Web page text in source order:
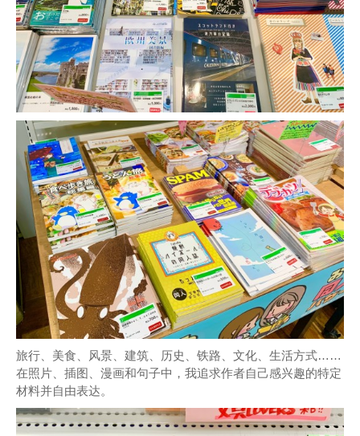
旅行、美食、风景、建筑、历史、铁路、文化、生活方式……
在照片、插图、漫画和句子中，我追求作者自己感兴趣的特定
材料并自由表达。